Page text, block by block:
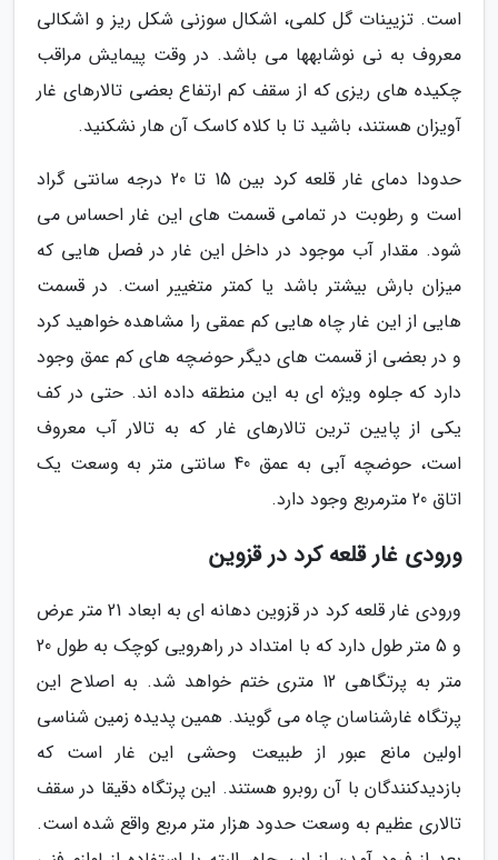
است. تزیینات گل کلمی، اشکال سوزنی شکل ریز و اشکالی
معروف به نی نوشابهها می باشد. در وقت پیمایش مراقب
چکیده های ریزی که از سقف کم ارتفاع بعضی تالارهای غار
آویزان هستند، باشید تا با کلاه کاسک آن هار نشکنید.
حدودا دمای غار قلعه کرد بین 15 تا 20 درجه سانتی گراد
است و رطوبت در تمامی قسمت های این غار احساس می
شود. مقدار آب موجود در داخل این غار در فصل هایی که
میزان بارش بیشتر باشد یا کمتر متغییر است. در قسمت
هایی از این غار چاه هایی کم عمقی را مشاهده خواهید کرد
و در بعضی از قسمت های دیگر حوضچه های کم عمق وجود
دارد که جلوه ویژه ای به این منطقه داده اند. حتی در کف
یکی از پایین ترین تالارهای غار که به تالار آب معروف
است، حوضچه آبی به عمق 40 سانتی متر به وسعت یک
اتاق 20 مترمربع وجود دارد.
ورودی غار قلعه کرد در قزوین
ورودی غار قلعه کرد در قزوین دهانه ای به ابعاد 21 متر عرض
و 5 متر طول دارد که با امتداد در راهرویی کوچک به طول 20
متر به پرتگاهی 12 متری ختم خواهد شد. به اصلاح این
پرتگاه غارشناسان چاه می گویند. همین پدیده زمین شناسی
اولین مانع عبور از طبیعت وحشی این غار است که
بازدیدکنندگان با آن روبرو هستند. این پرتگاه دقیقا در سقف
تالاری عظیم به وسعت حدود هزار متر مربع واقع شده است.